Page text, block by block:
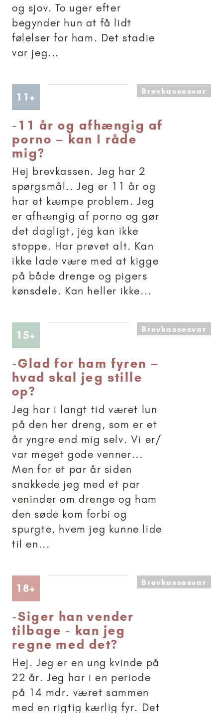
og sjov. To uger efter
begynder hun at få lidt
følelser for ham. Det stadie
var jeg...
11+ Artikler anbefalet til 11+Brevkassesvar
- 11 år og afhængig af
porno – kan I råde
mig?
Hej brevkassen. Jeg har 2
spørgsmål.. Jeg er 11 år og
har et kæmpe problem. Jeg
er afhængig af porno og gør
det dagligt, jeg kan ikke
stoppe. Har prøvet alt. Kan
ikke lade være med at kigge
på både drenge og pigers
kønsdele. Kan heller ikke...
15+ Artikler anbefalet til 15+Brevkassesvar
-Glad for ham fyren –
hvad skal jeg stille
op?
Jeg har i langt tid været lun
på den her dreng, som er et
år yngre end mig selv. Vi er/
var meget gode venner...
Men for et par år siden
snakkede jeg med et par
veninder om drenge og ham
den søde kom forbi og
spurgte, hvem jeg kunne lide
til en...
18+ Artikler anbefalet til 18+Brevkassesvar
-Siger han vender
tilbage - kan jeg
regne med det?
Hej. Jeg er en ung kvinde på
22 år. Jeg har i en periode
på 14 mdr. været sammen
med en rigtig kærlig fyr. Det